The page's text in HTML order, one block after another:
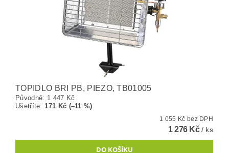
TOPIDLO BRI PB, PIEZO, TB01005
Původně: 1 447 Kč
Ušetříte: 171 Kč (–11 %)
1 055 Kč bez DPH
1 276 Kč/ ks